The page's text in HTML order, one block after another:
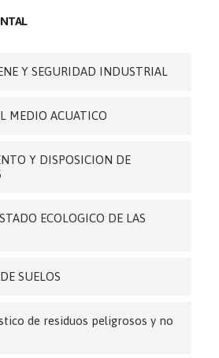
Y SEGURIDAD INDUSTRIAL
MEDIO ACUATICO
Y DISPOSICION DE
ECOLOGICO DE LAS
SUELOS
de residuos peligrosos y no